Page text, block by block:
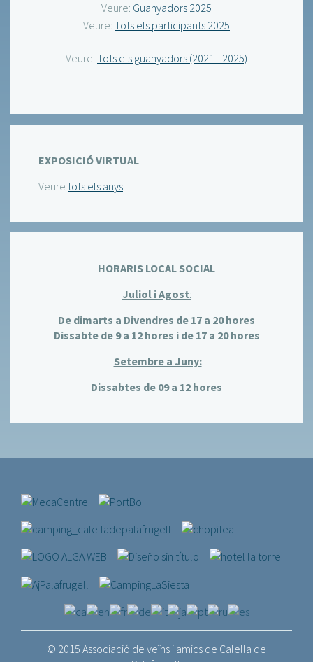
Veure: Guanyadors 2025
Veure: Tots els participants 2025
Veure: Tots els guanyadors (2021 - 2025)
EXPOSICIÓ VIRTUAL
Veure tots els anys
HORARIS LOCAL SOCIAL
Juliol i Agost:
De dimarts a Divendres de 17 a 20 hores
Dissabte de 9 a 12 hores i de 17 a 20 hores
Setembre a Juny:
Dissabtes de 09 a 12 hores
© 2015 Associació de veïns i amics de Calella de